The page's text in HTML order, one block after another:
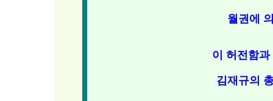
월권에
이 허전함
김재규의